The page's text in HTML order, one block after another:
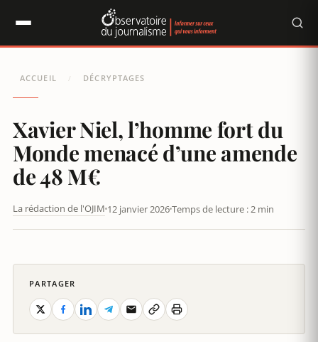
ACCUEIL / DÉCRYPTAGES
Xavier Niel, l’homme fort du
Monde menacé d’une amende
de 48 M€
La rédaction de l'OJIM 12 janvier 2026Temps de lecture : 2 min
PARTAGER
Panneau de gestion des cookies